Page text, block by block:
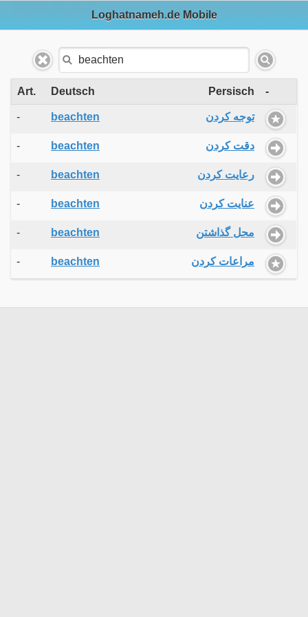
Loghatnameh.de Mobile
Art. Deutsch Persisch -
- beachten توجه کردن
- beachten دقت کردن
- beachten رعایت کردن
- beachten عنایت کردن
- beachten محل گذاشتن
- beachten مراعات کردن